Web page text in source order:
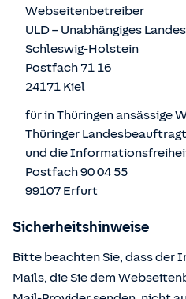
Webseitenbetreiber
ULD – Unabhängiges
Schleswig-Holstein
Postfach 71 16
24171 Kiel
für in Thüringen ansässige
Thüringer
und die
Postfach 90 04 55
99107 Erfurt
Sicherheitshinweise
Bitte beachten Sie, dass der
Mails, die Sie dem